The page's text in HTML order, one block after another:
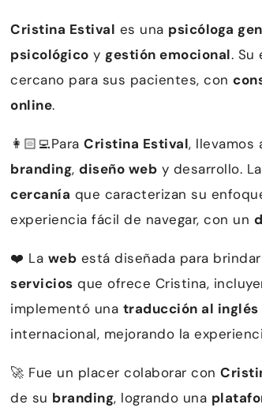
Cristina Estival es una psicóloga
psicológico y gestión emocional. Su
cercano para sus pacientes, con
online.
👩🏻‍💻Para Cristina Estival, llevamos
branding, diseño web y desarrollo. La
cercanía que caracterizan su
experiencia fácil de navegar, con un
❤️ La web está diseñada para
servicios que ofrece Cristina,
implementó una traducción al inglés
internacional, mejorando la
🚀 Fue un placer colaborar con
de su branding, logrando una